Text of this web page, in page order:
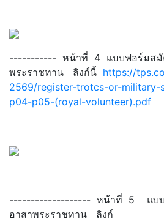
----------- หน้าที่ 4 แบบฟอร์มสมั
พระราชทาน ลิงก์นี้ https://
2569/register-trotcs-or-military-
p04-p05-(royal-volunteer).pdf
------------------- หน้าที่ 5 แบบ
อาสาพระราชทาน ลิงก์